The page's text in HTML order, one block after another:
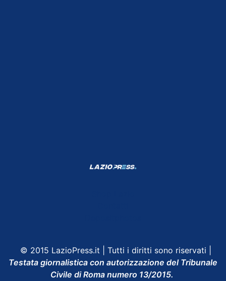
© 2015 LazioPress.it | Tutti i diritti sono riservati |
Testata giornalistica con autorizzazione del Tribunale
Civile di Roma numero 13/2015.